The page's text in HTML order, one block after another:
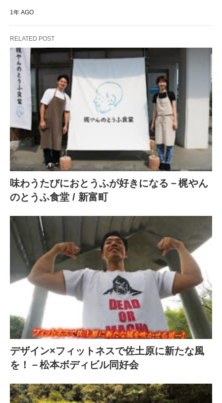
1年 AGO
RELATED POST
味わうたびにおとうふが好きになる－梶やん
のとうふ食堂 / 新富町
デザイン×フィットネスで佐土原に新たな風
を！－松本ボディビル同好会